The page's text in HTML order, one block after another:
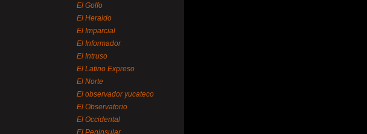
El Golfo
El Heraldo
El Imparcial
El Informador
El Intruso
El Latino Expreso
El Norte
El observador yucateco
El Observatorio
El Occidental
El Peninsular